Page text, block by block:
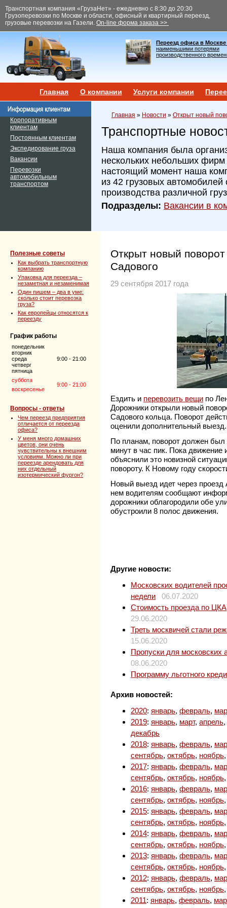
Транспортная компания «ГрузаНет» - ежедневно с 8:30 до 20:30
Грузоперевозки по Москве и области, офисный и квартирный переезд,
грузовые перевозки на Газели. On-line форма заказа >>
Переезд офиса в Москве
наименьшими потерями
производственного
Главная О компании Услуги компании
Корпоративным
клиентам
Постоянным клиентам
Экспедирование груза
Вакансии
Перевозки
автомобильным
транспортом
Главная » Новости » Открыт новый
Транспортные
Наша компания была
нескольких небольших фирм
настоящий момент наша
из 42 грузовых автомобилей
производства различной
Подразделы: Вакансии в
Полезные советы
Как выбрать транспортную
компанию
Упаковка для переезда –
незаметная и незаменимая
Один пишем – два в уме:
сколько стоит перевозка
груза?
Как европейцы относятся к
переезду
График работы
понедельник
вторник
среда
четверг
пятница
9:00 - 21:00
суббота
9:00 - 21:00
воскресенье
Вопросы - ответы
Чем переезд предприятия
отличается от переезда
офиса?
У меня много домашних
цветов, они очень
чувствительны к внешним
условиям. Можно ли при
переезде арендовать для
них отдельный
изотермический фургон?
Открыт новый
Садового
29 сентября 2017 года
Ездить и перевозить вещи по
Дорожники открыли новый
Садового кольца. Поворот
оценили дополнительный выезд.
По планам, поворот должен был
минут в час пик. Пока движение
объяснили это новизной
повороту. К Новому году
Новый выезд идет через
нем водителям сообщают
дорожники облагородили обе
обустроили 8 полос движения.
Другие новости:
Московских водителей
недели
06.07.2020
Стоимость проезда по
29.06.2020
Треть москвичей стали
15.06.2020
Пропуски для московских
08.06.2020
Программу льготного
Архив новостей:
2020: январь, февраль,
2019: январь, март, апрель,
декабрь
2018: январь, февраль,
сентябрь, октябрь, ноябрь
2017: январь, февраль,
сентябрь, октябрь, ноябрь
2016: январь, февраль,
сентябрь, октябрь, ноябрь
2015: январь, февраль,
сентябрь, октябрь, ноябрь
2014: январь, февраль,
сентябрь, октябрь, ноябрь
2013: январь, февраль,
сентябрь, октябрь, ноябрь
2012: январь, февраль,
сентябрь, октябрь, ноябрь
2011: январь, февраль,